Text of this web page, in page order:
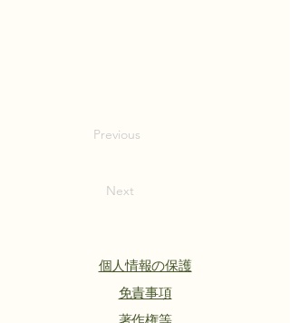
Previous
Next
個人情報の保護
​免責事項
著作権等